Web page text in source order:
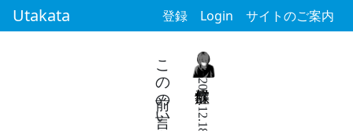
Utakata 登録 Login サイトのご案内